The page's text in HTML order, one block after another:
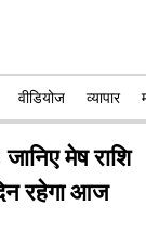
वीडियोज व्यापार
मेष राशि
रहेगा आज